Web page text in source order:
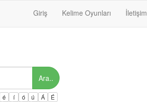
Giriş Kelime Oyunları İletişim
Ara..
é í ó ú Á
É